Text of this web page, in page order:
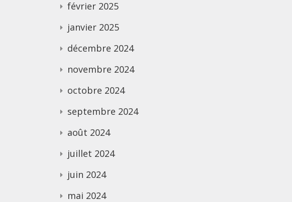
février 2025
janvier 2025
décembre 2024
novembre 2024
octobre 2024
septembre 2024
août 2024
juillet 2024
juin 2024
mai 2024